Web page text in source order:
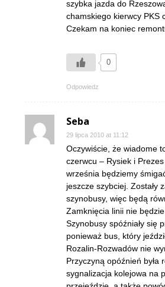
szybka jazda do
chamskiego kierwcy PKS
Czekam na koniec
0
Odpowiedz
Seba
29 lipca 2010 at 11:12
Oczywiście, że wiadome
czerwcu – Rysiek i
września będziemy
jeszcze szybciej. Zostały
szynobusy, więc będą
Zamknięcia linii nie będzie
Szynobusy spóźniały się
ponieważ bus, który
Rozalin-Rozwadów nie
Przyczyną opóźnień była
sygnalizacja kolejowa na